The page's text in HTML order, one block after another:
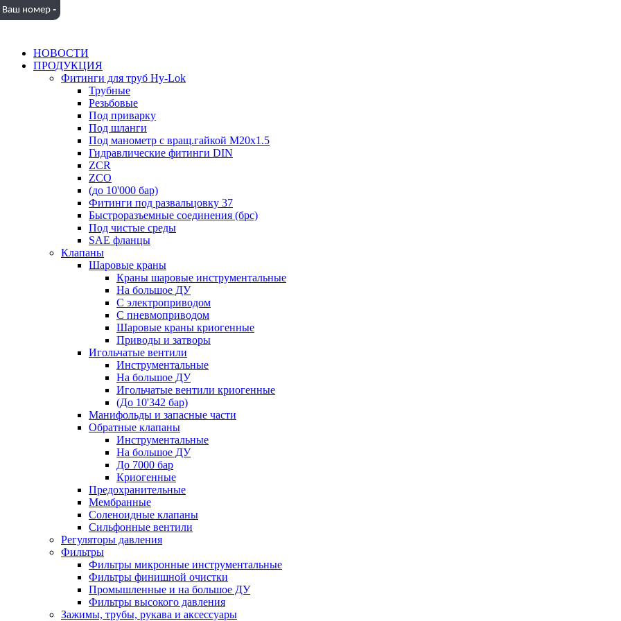
НОВОСТИ
ПРОДУКЦИЯ
Фитинги для труб Hy-Lok
Трубные
Резьбовые
Под приварку
Под шланги
Под манометр с вращ.гайкой M20x1.5
Гидравлические фитинги DIN
ZCR
ZCO
(до 10'000 бар)
Фитинги под развальцовку 37
Быстроразъемные соединения (брс)
Под чистые среды
SAE фланцы
Клапаны
Шаровые краны
Краны шаровые инструментальные
На большое ДУ
С электроприводом
С пневмоприводом
Шаровые краны криогенные
Приводы и затворы
Игольчатые вентили
Инструментальные
На большое ДУ
Игольчатые вентили криогенные
(До 10'342 бар)
Манифольды и запасные части
Обратные клапаны
Инструментальные
На большое ДУ
До 7000 бар
Криогенные
Предохранительные
Мембранные
Соленоидные клапаны
Сильфонные вентили
Регуляторы давления
Фильтры
Фильтры микронные инструментальные
Фильтры финишной очистки
Промышленные и на большое ДУ
Фильтры высокого давления
Зажимы, трубы, рукава и аксессуары
Ваш номер -